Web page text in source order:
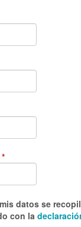
*Obligatorio
con la